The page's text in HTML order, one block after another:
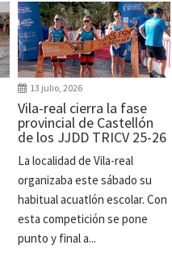
13 julio, 2026
Vila-real cierra la fase
provincial de Castellón
de los JJDD TRICV 25-26
La localidad de Vila-real
organizaba este sábado su
habitual acuatlón escolar. Con
esta competición se pone
punto y final a...